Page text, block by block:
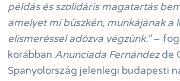
példás és szolidáris magatartás
amelyet mi büszkén, munkájának a
elismeréssel adózva végzünk.”–
korábban Anunciada Fernándezde
Spanyolország jelenlegi budapesti